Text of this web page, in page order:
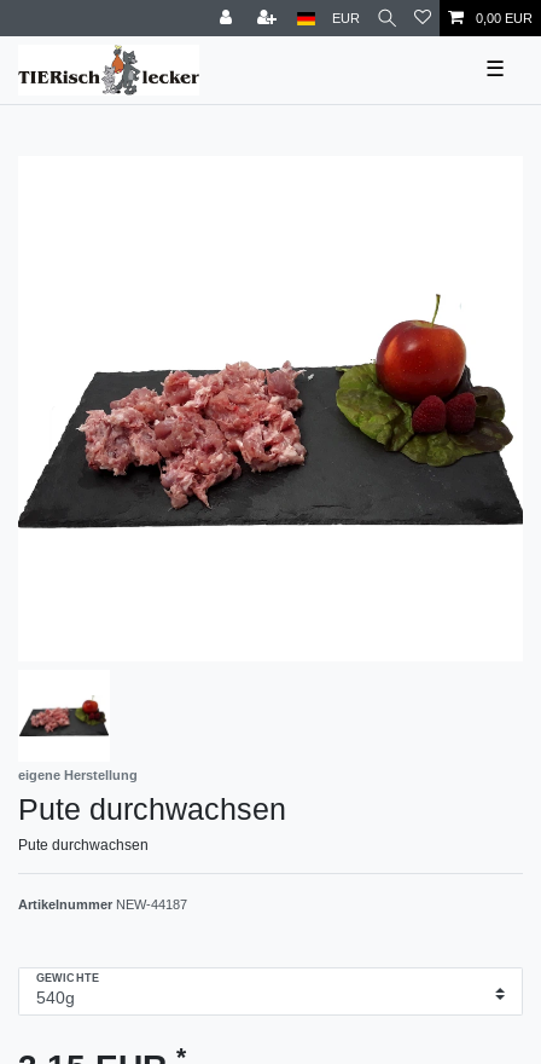
EUR 0,00 EUR
☰
eigene Herstellung
Pute durchwachsen
Pute durchwachsen
Artikelnummer NEW-44187
GEWICHTE
*